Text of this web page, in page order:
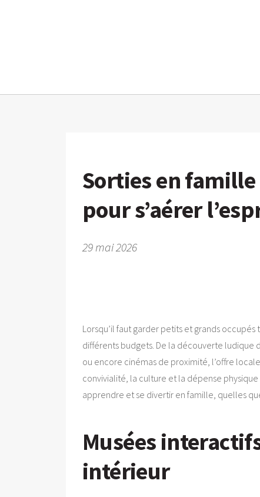
Sorties en
pour s’aérer
29 mai 2026
Lorsqu’il faut garder petits et grands
différents budgets. De la découverte ludique
ou encore cinémas de proximité, l’offre
convivialité, la culture et la dépense
apprendre et se divertir en famille, quelles
Musées
intérieur